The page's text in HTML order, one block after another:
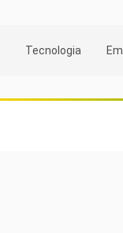
Tecnologia